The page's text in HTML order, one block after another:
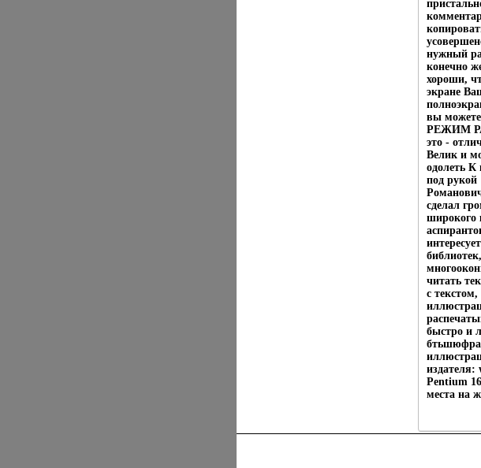
нужный
конечно
хороши,
экране
вы
РЕЖИМ
это -
Велик и
одолеть К
под
сделал
широкого
читать
с
быстро и
Pentium
места на